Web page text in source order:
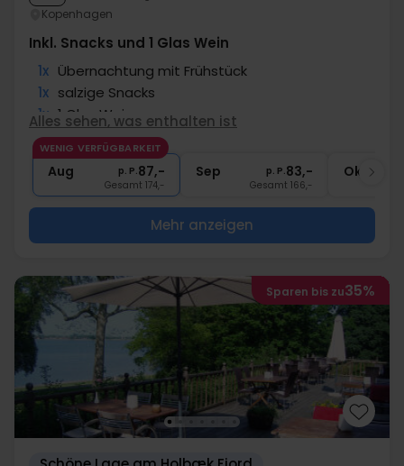
Kopenhagen
Inkl. Snacks und 1 Glas Wein
1x Übernachtung mit Frühstück
1x salzige Snacks
1x 1 Glas Wein
1x Kaffee zum Mitnehmen
∞ Gratis Parken
Alles sehen, was enthalten ist
WENIG VERFÜGBARKEIT
Aug p. P.87,-
Gesamt 174,-
Sep p. P.83,-
Gesamt 166,-
Okt
Mehr anzeigen
Sparen bis zu35%